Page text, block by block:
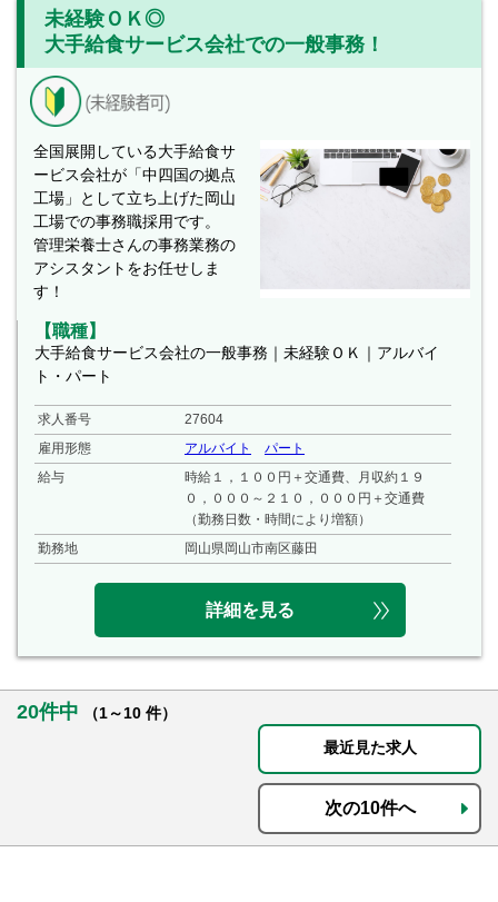
未経験ＯＫ◎
大手給食サービス会社での一般事務！
全国展開している大手給食サ
ービス会社が「中四国の拠点
工場」として立ち上げた岡山
工場での事務職採用です。
管理栄養士さんの事務業務の
アシスタントをお任せしま
す！
【職種】
大手給食サービス会社の一般事務｜未経験ＯＫ｜アルバイ
ト・パート
求人番号
27604
雇用形態
アルバイト
パート
給与
時給１，１００円＋交通費、月収約１９
０，０００～２１０，０００円＋交通費
（勤務日数・時間により増額）
勤務地
岡山県岡山市南区藤田
詳細を見る
20件中
（1～10 件）
最近見た求人
次の10件へ